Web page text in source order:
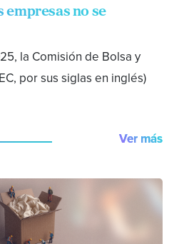
no se
la Comisión de Bolsa y
por sus siglas en inglés)
Ver más